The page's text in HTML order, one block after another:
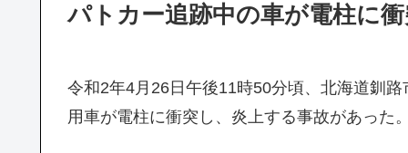
パトカー追跡中の車が電柱に
令和2年4月26日午後11時50分頃、北海道釧
用車が電柱に衝突し、炎上する事故があった